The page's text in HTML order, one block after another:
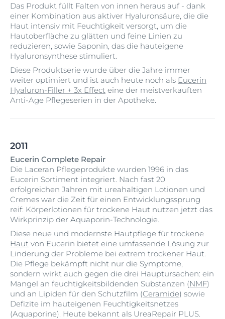
Das Produkt füllt Falten von innen heraus auf - dank
einer Kombination aus aktiver Hyaluronsäure, die die
Haut intensiv mit Feuchtigkeit versorgt, um die
Hautoberfläche zu glätten und feine Linien zu
reduzieren, sowie Saponin, das die hauteigene
Hyaluronsynthese stimuliert.
Diese Produktserie wurde über die Jahre immer
weiter optimiert und ist auch heute noch als Eucerin
Hyaluron-Filler + 3x Effect eine der meistverkauften
Anti-Age Pflegeserien in der Apotheke.
2011
Eucerin Complete Repair
Die Laceran Pflegeprodukte wurden 1996 in das
Eucerin Sortiment integriert. Nach fast 20
erfolgreichen Jahren mit ureahaltigen Lotionen und
Cremes war die Zeit für einen Entwicklungssprung
reif: Körperlotionen für trockene Haut nutzen jetzt das
Wirkprinzip der Aquaporin-Technologie.
Diese neue und modernste Hautpflege für trockene
Haut von Eucerin bietet eine umfassende Lösung zur
Linderung der Probleme bei extrem trockener Haut.
Die Pflege bekämpft nicht nur die Symptome,
sondern wirkt auch gegen die drei Hauptursachen: ein
Mangel an feuchtigkeitsbildenden Substanzen (NMF)
und an Lipiden für den Schutzfilm (Ceramide) sowie
Defizite im hauteigenen Feuchtigkeitsnetzes
(Aquaporine). Heute bekannt als UreaRepair PLUS.